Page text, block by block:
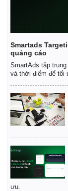
Smartads
quảng cáo
SmartAds tập
và thời điểm để tối
ưu.